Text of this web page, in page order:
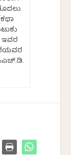
ಇವರ